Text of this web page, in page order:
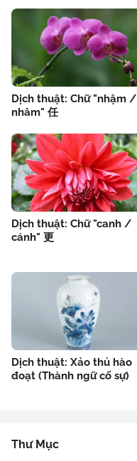
Dịch thuật: Chữ "nhậm /
nhâm" 任
Dịch thuật: Chữ "canh /
cánh" 更
Dịch thuật: Xảo thủ hào
đoạt (Thành ngữ cố sự)
Thư Mục